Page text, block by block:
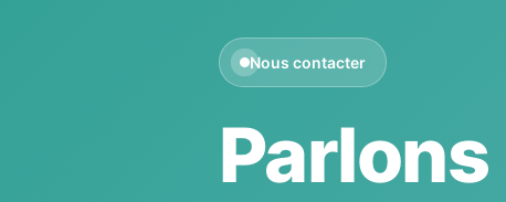
Nous contacter